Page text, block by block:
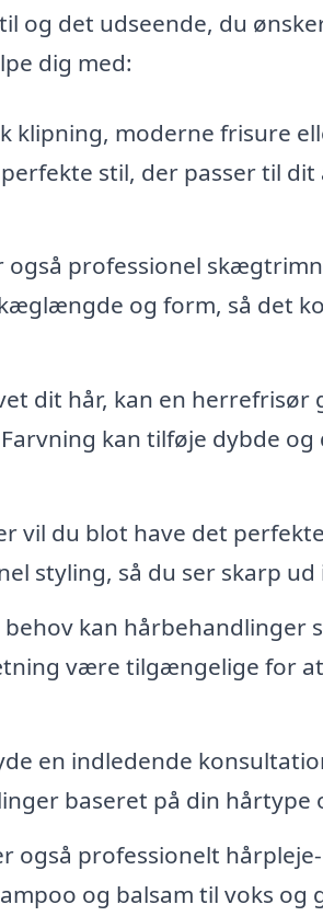
og det udseende, du
dig med:
klipning, moderne frisure
stil, der passer til
professionel
og form, så det
dit hår, kan en herrefrisør
kan tilføje dybde
vil du blot have det
styling, så du ser skarp
kan hårbehandlinger
være tilgængelige for
en indledende
baseret på din hårtype
også professionelt
og balsam til voks og